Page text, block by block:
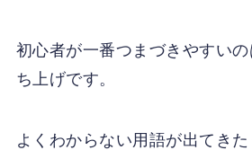
初心者が一番つまづきやすい
ち上げです。
よくわからない用語が出てき